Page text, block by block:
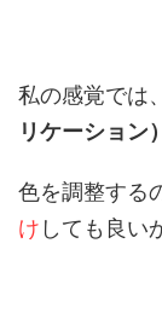
私の感覚では
リケーション）
色を調整する
け しても良い